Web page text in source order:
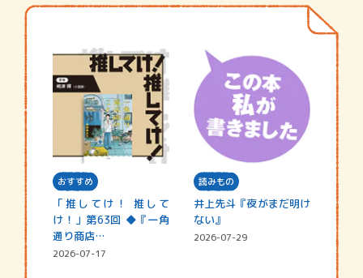
おすすめ
「推してけ！ 推して
け！」第63回 ◆『一角
通り商店…
2026-07-17
読みもの
井上先斗『夜がまだ明け
ない』
2026-07-29